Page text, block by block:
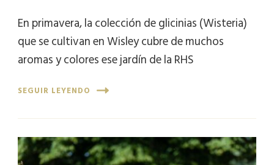
En primavera, la colección de glicinias (Wisteria)
que se cultivan en Wisley cubre de muchos
aromas y colores ese jardín de la RHS
SEGUIR LEYENDO